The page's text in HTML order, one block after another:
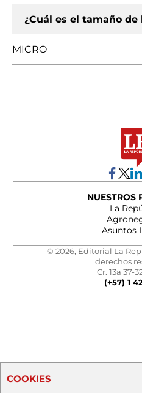
¿Cuál es el tamaño de
MICRO
NUESTROS
La
Asuntos
© 2026, Editorial La
derechos
Cr. 13a 37-
(+57) 1
COOKIES